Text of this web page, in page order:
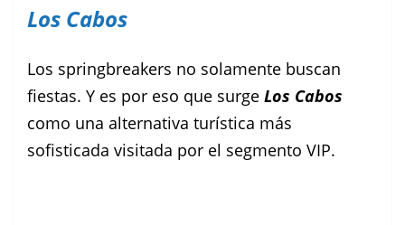
Los Cabos
Los springbreakers no solamente buscan
fiestas. Y es por eso que surge Los Cabos
como una alternativa turística más
sofisticada visitada por el segmento VIP.